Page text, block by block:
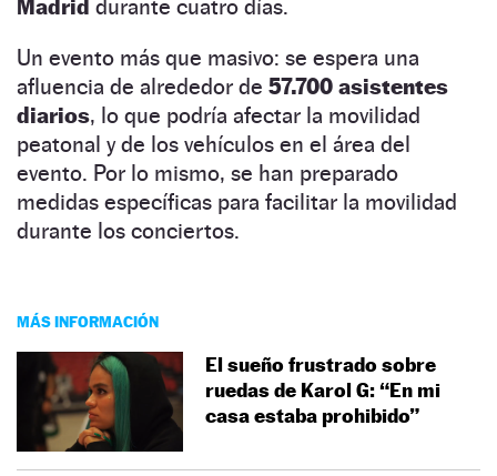
Madrid durante cuatro días.
Un evento más que masivo: se espera una
afluencia de alrededor de 57.700 asistentes
diarios, lo que podría afectar la movilidad
peatonal y de los vehículos en el área del
evento. Por lo mismo, se han preparado
medidas específicas para facilitar la movilidad
durante los conciertos.
MÁS INFORMACIÓN
El sueño frustrado sobre
ruedas de Karol G: “En mi
casa estaba prohibido”